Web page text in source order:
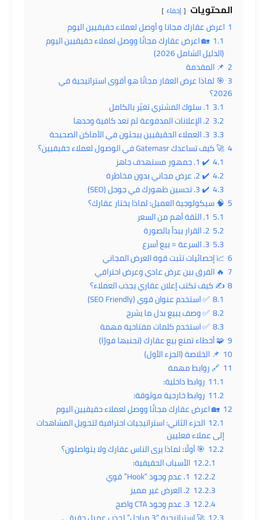
المحتويات إخفاء
1 اعرض عقارك مجانا و أوصل لعملاء حقيقيين اليوم
1.1 🏡 اعرض عقارك مجانًا ووصل لعملاء حقيقيين اليوم
(الدليل الشامل 2026)
2 📌 المقدمة
3 🎯 لماذا عرض العقار مجانًا هو أقوى استراتيجية في
2026؟
3.1 1. سلوك المشتري تغيّر بالكامل
3.2 2. الإعلانات المدفوعة لم تعد كافية وحدها
3.3 3. العملاء الحقيقيين يبحثون في الأماكن الصحيحة
4🚀 كيف تساعدك Gatemasr في الوصول لعملاء حقيقيين؟
4.1 ✔️ 1. جمهور مستهدف جاهز
4.2 ✔️ 2. عرض مجاني بدون مخاطرة
4.3 ✔️ 3. تحسين ظهورك في جوجل (SEO)
5 🧠 سيكولوجية العميل: لماذا يختار عقارك؟
5.1 1. الثقة أهم من السعر
5.2 2. القرار يبدأ بالصورة
5.3 3. السرعة = بيع أسرع
6 📈 إحصائيات تثبت قوة العرض المجاني
7 🔥 الفرق بين عرض عادي وعرض احترافي
8✍️ كيف تكتب إعلان عقاري يجذب العملاء؟
8.1✅ استخدم عنوان قوي (SEO Friendly)
8.2✅ وصف يبيع بدل ما يشرح
8.3✅ استخدم كلمات مفتاحية مهمة
9 🧩 أخطاء تمنع بيع عقارك (تجنبها فورًا)
10 📌 الخلاصة (الجزء الأول)
11 🔗 روابط مهمة
11.1 روابط داخلية:
11.2 روابط خارجية موثوقة:
12 🏡 اعرض عقارك مجانًا ووصل لعملاء حقيقيين اليوم
12.1 الجزء الثاني: استراتيجيات احترافية لتحويل المشاهدات
إلى عملاء فعليين
12.2 🎯 أولًا: لماذا يرى الناس عقارك ولا يتواصلون؟
12.2.1 الأسباب الحقيقية:
12.2.2 1. عدم وجود “Hook” قوي
12.2.3 2. العرض غير مميز
12.2.4 3. عدم وجود CTA واضح